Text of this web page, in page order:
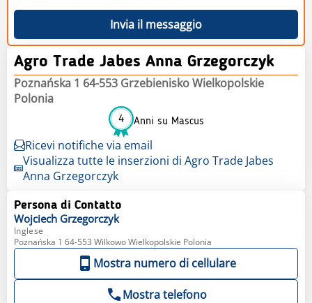
Invia il messaggio
Agro Trade Jabes Anna Grzegorczyk
Poznańska 1 64-553 Grzebienisko Wielkopolskie
Polonia
4 Anni su Mascus
Ricevi notifiche via email
Visualizza tutte le inserzioni di Agro Trade Jabes
Anna Grzegorczyk
Persona di Contatto
Wojciech Grzegorczyk
Inglese
Poznańska 1 64-553 Wilkowo Wielkopolskie Polonia
Mostra numero di cellulare
Mostra telefono